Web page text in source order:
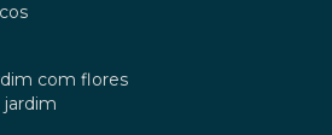
com flores
jardim